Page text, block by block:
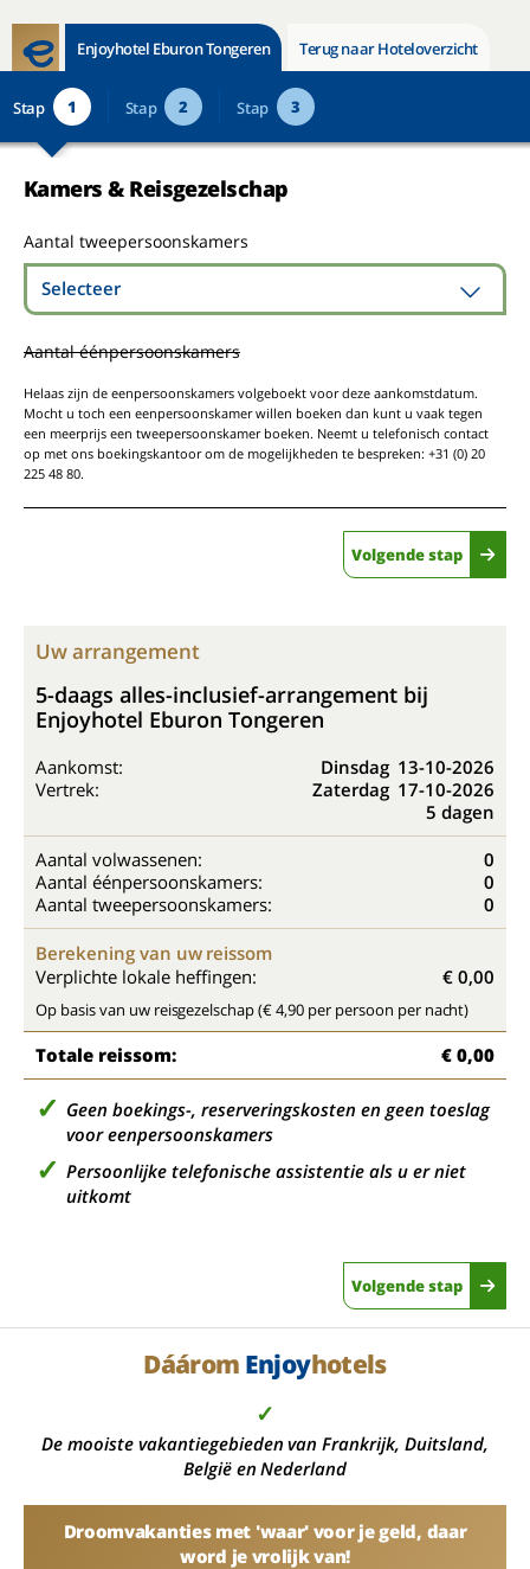
Enjoyhotel Eburon Tongeren Terug naar Hoteloverzicht
Stap 1 Stap 2 Stap 3
Kamers & Reisgezelschap
Aantal tweepersoonskamers
Selecteer
Aantal éénpersoonskamers
Helaas zijn de eenpersoonskamers volgeboekt voor deze aankomstdatum.
Mocht u toch een eenpersoonskamer willen boeken dan kunt u vaak tegen
een meerprijs een tweepersoonskamer boeken. Neemt u telefonisch contact
op met ons boekingskantoor om de mogelijkheden te bespreken: +31 (0) 20
225 48 80.
Volgende stap
Uw arrangement
5-daags alles-inclusief-arrangement bij
Enjoyhotel Eburon Tongeren
Aankomst: Dinsdag 13-10-2026
Vertrek:
Zaterdag 17-10-2026
5 dagen
Aantal volwassenen:
0
Aantal éénpersoonskamers:
0
Aantal tweepersoonskamers:
0
Berekening van uw reissom
Verplichte lokale heffingen:
€ 0,00
Op basis van uw reisgezelschap (€ 4,90 per persoon per nacht)
Totale reissom: € 0,00
Geen boekings-, reserveringskosten en geen toeslag
voor eenpersoonskamers
Persoonlijke telefonische assistentie als u er niet
uitkomt
Volgende stap
Dáárom Enjoyhotels
✓
De mooiste vakantiegebieden van Frankrijk, Duitsland,
België en Nederland
Droomvakanties met 'waar' voor je geld, daar
word je vrolijk van!